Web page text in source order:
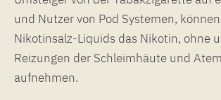
und Nutzer von Pod Systemen,
Nikotinsalz-Liquids das Nikotin, ohne
Reizungen der Schleimhäute und
aufnehmen.